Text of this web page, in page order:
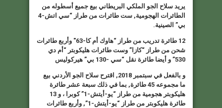
يريد سلاح الجو الملكي البريطاني بيع جميع أسطوله من
الطائرات الهجومية, ست طائرات من طراز “سي اتش-4
بي” الصينية.
12 طائرة تدريب من طراز “ هاوك أم كا-63″
وأربع طائرات
شحن من طراز “كازا” وست طائرات هليكوبتر “أم دي
530” و أيضا طائرة نقل “سي -130 بي” هيركوليس
و بالفعل في سبتمبر 2018, اقترح سلاح الجو الأردني بيع
ما مجموعه 45 طائرة, بما في ذلك سبعة عشر طائرة
هليكوبتر هجومية من طراز “يو-أيتش-1”
كوبرا ، و 13
طائرة هليكوبتر من طراز “يو-أيتش-1”
, وأربع طائرات